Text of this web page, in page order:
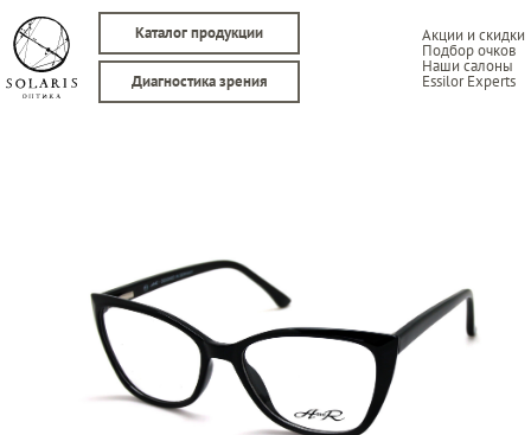
Каталог продукции Акции и скидки
Подбор очков
Наши салоны
Essilor Experts
Диагностика зрения